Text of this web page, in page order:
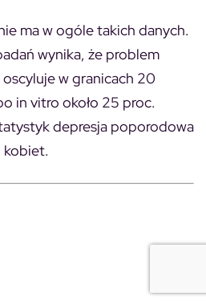
ma w ogóle takich danych.
wynika, że problem
w granicach 20
in vitro około 25 proc.
depresja poporodowa
kobiet.